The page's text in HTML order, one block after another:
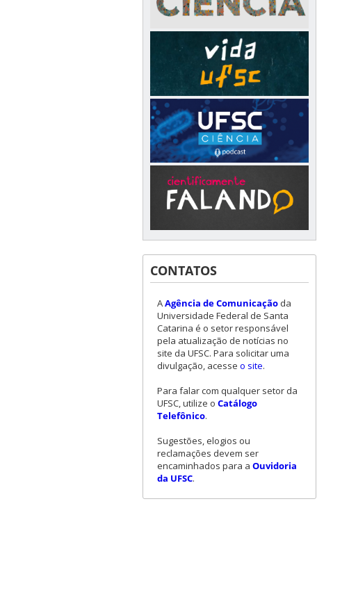
CONTATOS
AAgência de Comunicação da
Universidade Federal de Santa
Catarina é o setor responsável
pela atualização de notícias no
site da UFSC. Para solicitar uma
divulgação, acesse o site.
Para falar com qualquer setor da
UFSC, utilize o Catálogo
Telefônico.
Sugestões, elogios ou
reclamações devem ser
encaminhados para a Ouvidoria
da UFSC.